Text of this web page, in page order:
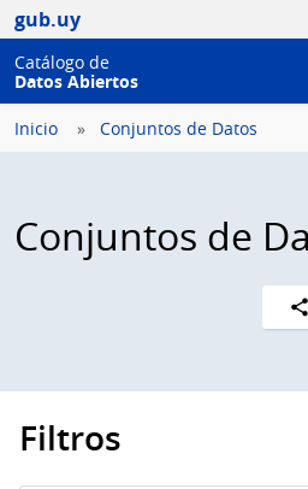
gub.uy
Catálogo de
Datos Abiertos
Inicio Conjuntos de Datos
Conjuntos de
Filtros